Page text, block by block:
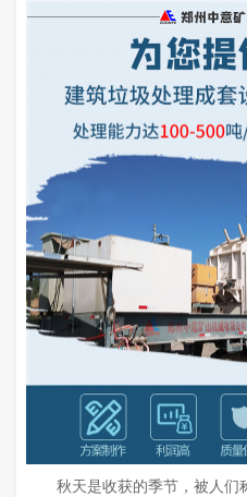
秋天是收获的季节，被人们